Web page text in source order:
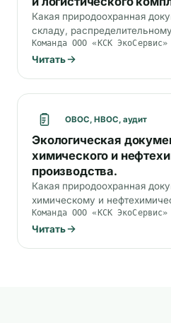
Какая природоохранная
складу,
логистическому
выбросы от автотранспорта
Команда ООО «КСК
Читать
ОВОС, НВОС, аудит
Экологическая
химического и
производства.
Какая природоохранная
химическому и
КЭР для I категории,
сбросов, опасные отходы,
Команда ООО «КСК
Читать